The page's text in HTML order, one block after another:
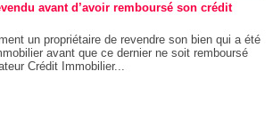
avant d’avoir remboursé son crédit
un propriétaire de revendre son bien qui a été
avant que ce dernier ne soit remboursé
Crédit Immobilier...